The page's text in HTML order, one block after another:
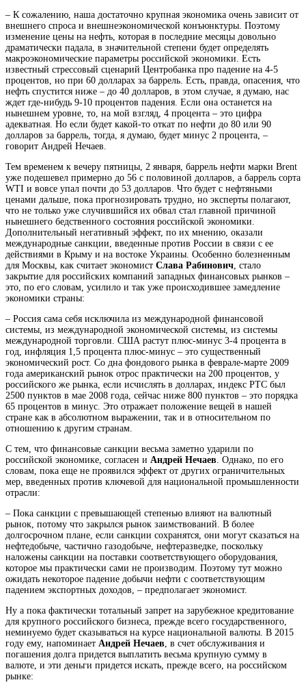
– К сожалению, наша достаточно крупная экономика очень зависит от
внешнего спроса и внешнеэкономической конъюнктуры. Поэтому
изменение цены на нефть, которая в последние месяцы довольно
драматически падала, в значительной степени будет определять
макроэкономические параметры российской экономики. Есть
известный стрессовый сценарий Центробанка про падение на 4-5
процентов, но при 60 долларах за баррель. Есть, правда, опасения, что
нефть спустится ниже – до 40 долларов, в этом случае, я думаю, нас
ждет где-нибудь 9-10 процентов падения. Если она останется на
нынешнем уровне, то, на мой взгляд, 4 процента – это цифра
адекватная. Но если будет какой-то откат по нефти до 80 или 90
долларов за баррель, тогда, я думаю, будет минус 2 процента, –
говорит Андрей Нечаев.
Тем временем к вечеру пятницы, 2 января, баррель нефти марки Brent
уже подешевел примерно до 56 с половиной долларов, а баррель сорта
WTI и вовсе упал почти до 53 долларов. Что будет с нефтяными
ценами дальше, пока прогнозировать трудно, но эксперты полагают,
что не только уже случившийся их обвал стал главной причиной
нынешнего бедственного состояния российской экономики.
Дополнительный негативный эффект, по их мнению, оказали
международные санкции, введенные против России в связи с ее
действиями в Крыму и на востоке Украины. Особенно болезненным
для Москвы, как считает экономист Слава Рабинович, стало
закрытие для российских компаний западных финансовых рынков –
это, по его словам, усилило и так уже происходившее замедление
экономики страны:
– Россия сама себя исключила из международной финансовой
системы, из международной экономической системы, из системы
международной торговли. США растут плюс-минус 3-4 процента в
год, инфляция 1,5 процента плюс-минус – это существенный
экономический рост. Со дна фондового рынка в феврале-марте 2009
года американский рынок отрос практически на 200 процентов, у
российского же рынка, если исчислять в долларах, индекс РТС был
2500 пунктов в мае 2008 года, сейчас ниже 800 пунктов – это порядка
65 процентов в минус. Это отражает положение вещей в нашей
стране как в абсолютном выражении, так и в относительном по
отношению к другим странам.
С тем, что финансовые санкции весьма заметно ударили по
российской экономике, согласен и Андрей Нечаев. Однако, по его
словам, пока еще не проявился эффект от других ограничительных
мер, введенных против ключевой для национальной промышленности
отрасли:
– Пока санкции с превышающей степенью влияют на валютный
рынок, потому что закрылся рынок заимствований. В более
долгосрочном плане, если санкции сохранятся, они могут сказаться на
нефтедобыче, частично газодобыче, нефтеразведке, поскольку
наложены санкции на поставки соответствующего оборудования,
которое мы практически сами не производим. Поэтому тут можно
ожидать некоторое падение добычи нефти с соответствующим
падением экспортных доходов, – предполагает экономист.
Ну а пока фактически тотальный запрет на зарубежное кредитование
для крупного российского бизнеса, прежде всего государственного,
неминуемо будет сказываться на курсе национальной валюты. В 2015
году ему, напоминает Андрей Нечаев, в счет обслуживания и
погашения долга придется выплатить весьма крупную сумму в
валюте, и эти деньги придется искать, прежде всего, на российском
рынке: